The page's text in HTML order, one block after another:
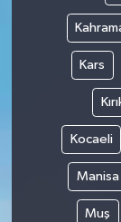
Kars
Kocaeli
Manisa
Muş